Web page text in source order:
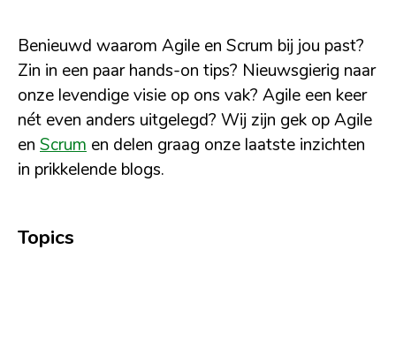
Benieuwd waarom Agile en Scrum bij jou past?
Zin in een paar hands-on tips? Nieuwsgierig naar
onze levendige visie op ons vak? Agile een keer
nét even anders uitgelegd? Wij zijn gek op Agile
en Scrum en delen graag onze laatste inzichten
in prikkelende blogs.
Topics